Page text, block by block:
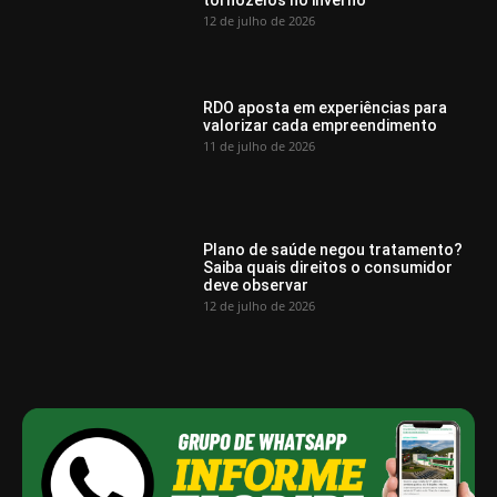
12 de julho de 2026
RDO aposta em experiências para
valorizar cada empreendimento
11 de julho de 2026
Plano de saúde negou tratamento?
Saiba quais direitos o consumidor
deve observar
12 de julho de 2026